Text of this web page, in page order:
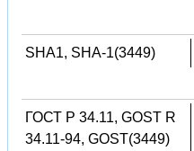
SHA1, SHA-1(3449)
ГОСТ Р 34.11, GOST R
34.11-94, GOST(3449)